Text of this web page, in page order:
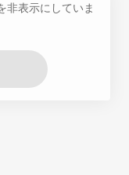
非表示にしていま